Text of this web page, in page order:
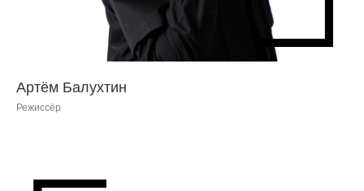
Артём Балухтин
Режиссёр